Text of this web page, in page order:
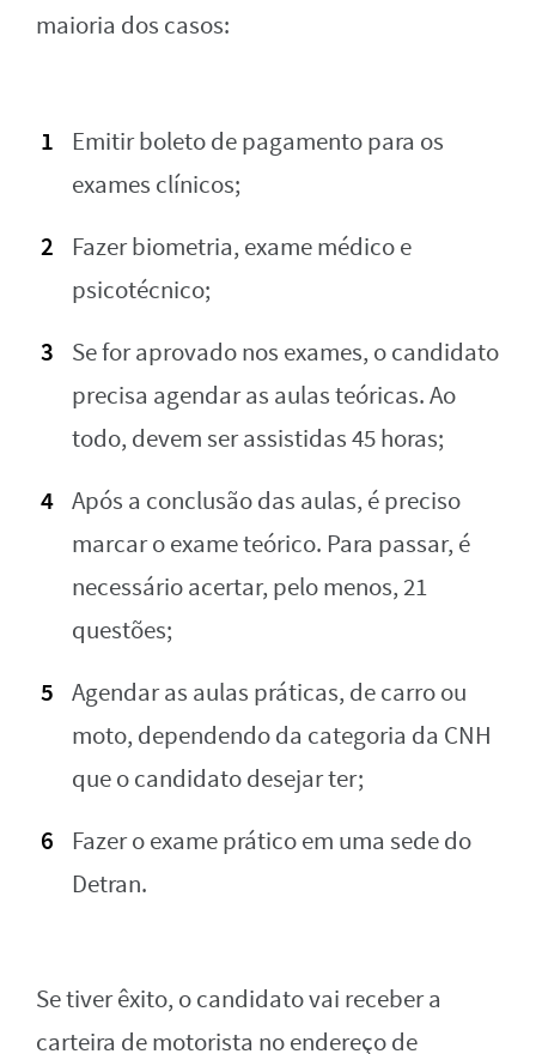
maioria dos casos:
Emitir boleto de pagamento para os
exames clínicos;
Fazer biometria, exame médico e
psicotécnico;
Se for aprovado nos exames, o candidato
precisa agendar as aulas teóricas. Ao
todo, devem ser assistidas 45 horas;
Após a conclusão das aulas, é preciso
marcar o exame teórico. Para passar, é
necessário acertar, pelo menos, 21
questões;
Agendar as aulas práticas, de carro ou
moto, dependendo da categoria da CNH
que o candidato desejar ter;
Fazer o exame prático em uma sede do
Detran.
Se tiver êxito, o candidato vai receber a
carteira de motorista no endereço de